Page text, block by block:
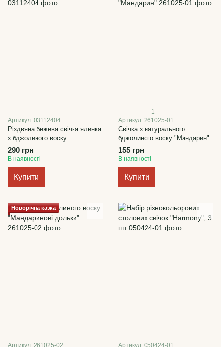
Артикул: 03112404
Різдвяна бежева свічка ялинка
з бджолиного воску
290 грн
В наявності
Купити
1
Артикул: 261025-01
Свічка з натурального
бджолиного воску "Мандарин"
155 грн
В наявності
Купити
Новорічна казка
Артикул: 261025-02 Артикул: 050424-01